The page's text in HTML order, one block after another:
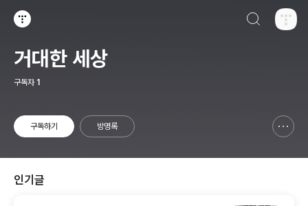
거대한 세상
구독자 1
구독하기 방명록
인기글